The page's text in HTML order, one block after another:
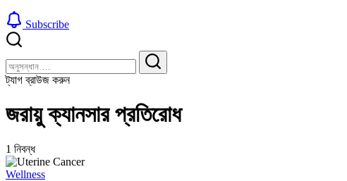
Subscribe
করুন
খুঁজুন
খুঁজুন
ট্যাগ ব্রাউজ করুন
জরায়ু ক্যানসার প্রতিরোধ
1 নিবন্ধ
Wellness